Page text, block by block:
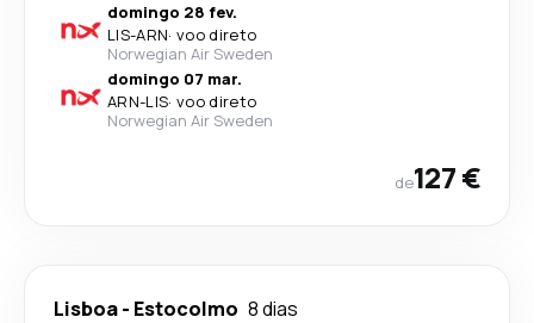
domingo 28 fev.
LIS-ARN· voo direto
Norwegian Air Sweden
domingo 07 mar.
ARN-LIS· voo direto
Norwegian Air Sweden
de127 €
Lisboa- Estocolmo 8 dias